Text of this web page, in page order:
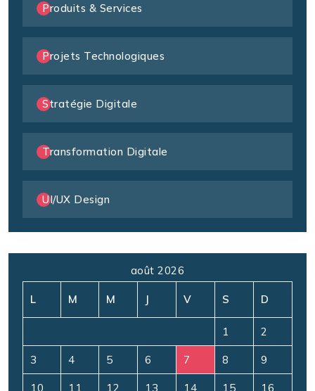
Produits & Services
Projets Technologiques
Stratégie Digitale
Transformation Digitale
UI/UX Design
août 2026
L M M J V S D
1 2
3 4 5 6 7 8 9
10 11 12 13 14 15 16